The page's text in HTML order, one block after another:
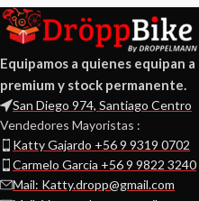
Equipamos a quienes equipan
premium y stock permanente.
San Diego 974, Santiago Centro
Vendedores Mayoristas :
Katty Gajardo +56 9 9319 0702
Carmelo Garcia +56 9 9822 3240
Mail: Katty.dropp@gmail.com